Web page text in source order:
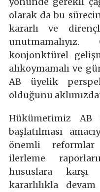
olarak da bu
kararlı ve
konjonktürel
alıkoymamalı ve
AB üyelik
olduğunu
Hükümetimiz AB
başlatılması
önemli reformlar
ilerleme
hususlara
kararlılıkla